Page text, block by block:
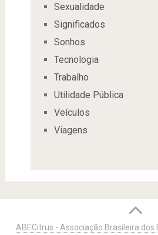
Sexualidade
Significados
Sonhos
Tecnologia
Trabalho
Utilidade Pública
Veículos
Viagens
ABECitrus - Associação Brasileira